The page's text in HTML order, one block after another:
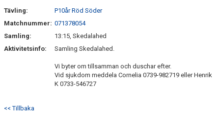
TRYGG I ASTRIO
Tävling:
P10år Röd Söder
Matchnummer: 071378054
Samling:
13:15, Skedalahed
Aktivitetsinfo:
Samling Skedalahed.
Vi byter om tillsamman och duschar efter.
Vid sjukdom meddela Cornelia 0739-982719 eller Henrik
K 0733-546727
<< Tillbaka